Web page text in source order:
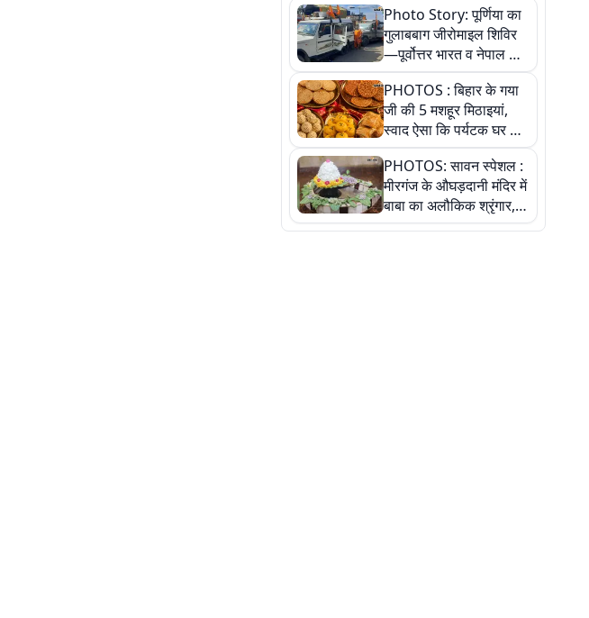
जानिए
Photo Story: पूर्णिया का
गुलाबबाग जीरोमाइल शिविर
—पूर्वोत्तर भारत व नेपाल के
कांवरियों का प्रमुख सेवा धाम
PHOTOS : बिहार के गया
जी की 5 मशहूर मिठाइयां,
स्वाद ऐसा कि पर्यटक घर ले
जाना नहीं भूलते, तस्वीरों में
देखें
PHOTOS: सावन स्पेशल :
मीरगंज के औघड़दानी मंदिर में
बाबा का अलौकिक श्रृंगार,
तस्वीरों में देखें महादेव के कई